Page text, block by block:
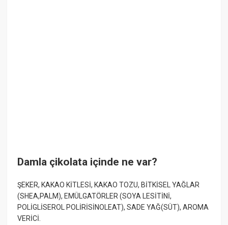
Damla çikolata içinde ne var?
ŞEKER, KAKAO KİTLESİ, KAKAO TOZU, BİTKİSEL YAĞLAR
(SHEA,PALM), EMÜLGATÖRLER (SOYA LESİTİNİ,
POLİGLİSEROL POLİRİSİNOLEAT), SADE YAĞ(SÜT), AROMA
VERİCİ.